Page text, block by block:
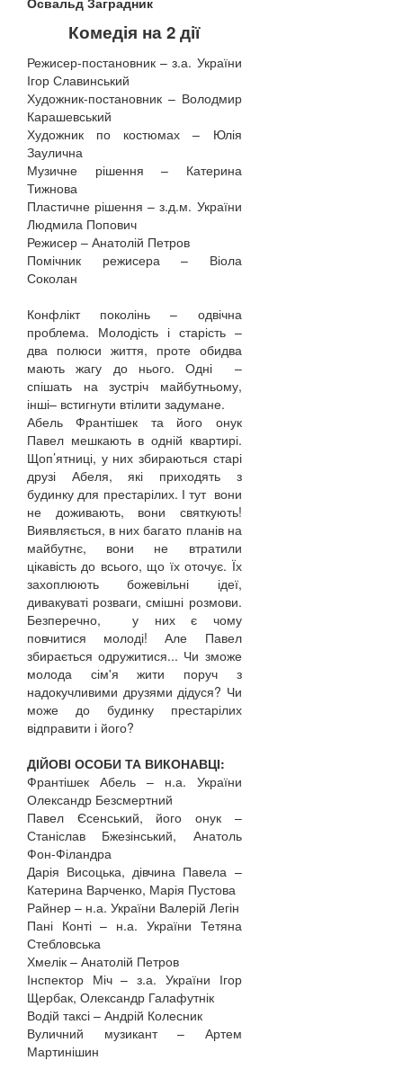
Комедія на 2 дії
Режисер-постановник – з.а. України
Ігор Славинський
Художник-постановник – Володмир
Карашевський
Художник по костюмах – Юлія
Заулична
Музичне рішення – Катерина
Тижнова
Пластичне рішення – з.д.м. України
Людмила Попович
Режисер – Анатолій Петров
Помічник режисера – Віола
Соколан
Конфлікт поколінь – одвічна
проблема. Молодість і старість –
два полюси життя, проте обидва
мають жагу до нього. Одні –
спішать на зустріч майбутньому,
інші– встигнути втілити задумане.
Абель Франтішек та його онук
Павел мешкають в одній квартирі.
Щоп’ятниці, у них збираються старі
друзі Абеля, які приходять з
будинку для престарілих. І тут вони
не доживають, вони святкують!
Виявляється, в них багато планів на
майбутнє, вони не втратили
цікавість до всього, що їх оточує. Їх
захоплюють божевільні ідеї,
дивакуваті розваги, смішні розмови.
Безперечно, у них є чому
повчитися молоді! Але Павел
збирається одружитися... Чи зможе
молода сім'я жити поруч з
надокучливими друзями дідуся? Чи
може до будинку престарілих
відправити і його?
ДІЙОВІ ОСОБИ ТА ВИКОНАВЦІ:
Франтішек Абель – н.а. України
Олександр Безсмертний
Павел Єсенський, його онук –
Станіслав Бжезінський, Анатоль
Фон-Філандра
Дарія Висоцька, дівчина Павела –
Катерина Варченко, Марія Пустова
Райнер – н.а. України Валерій Легін
Пані Конті – н.а. України Тетяна
Стебловська
Хмелік – Анатолій Петров
Інспектор Міч – з.а. України Ігор
Щербак, Олександр Галафутнік
Водій таксі – Андрій Колесник
Вуличний музикант – Артем
Мартинішин